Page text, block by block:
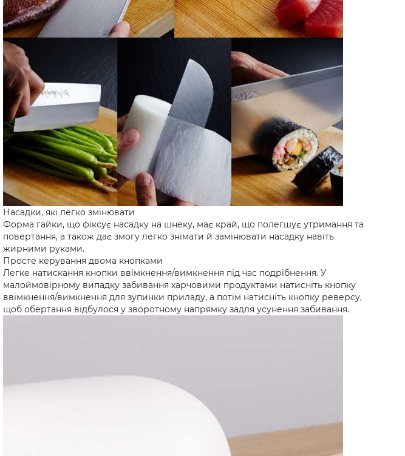
Насадки, які легко змінювати
Форма гайки, що фіксує насадку на шнеку, має край, що полегшує утримання та
повертання, а також дає змогу легко знімати й замінювати насадку навіть
жирними руками.
Просте керування двома кнопками
Легке натискання кнопки ввімкнення/вимкнення під час подрібнення. У
малоймовірному випадку забивання харчовими продуктами натисніть кнопку
ввімкнення/вимкнення для зупинки приладу, а потім натисніть кнопку реверсу,
щоб обертання відбулося у зворотному напрямку задля усунення забивання.